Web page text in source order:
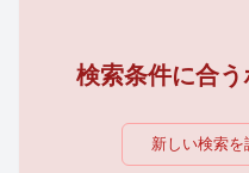
検索条件に合
新しい検索